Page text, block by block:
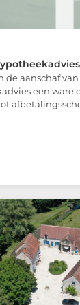
de aanschaf
een ware